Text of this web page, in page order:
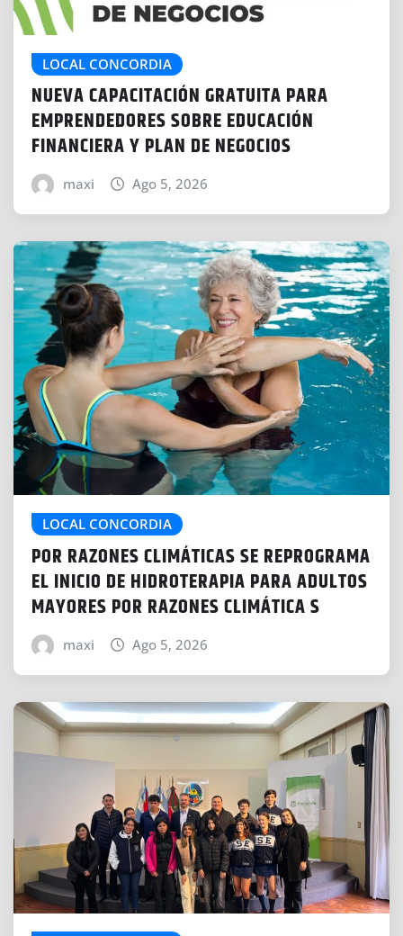
LOCAL CONCORDIA
NUEVA CAPACITACIÓN GRATUITA PARA
EMPRENDEDORES SOBRE EDUCACIÓN
FINANCIERA Y PLAN DE NEGOCIOS
maxi Ago 5, 2026
LOCAL CONCORDIA
POR RAZONES CLIMÁTICAS SE REPROGRAMA
EL INICIO DE HIDROTERAPIA PARA ADULTOS
MAYORES POR RAZONES CLIMÁTICA S
maxi Ago 5, 2026